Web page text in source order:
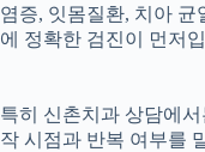
염증, 잇몸질환, 치아 균
에 정확한 검진이 먼저
특히 신촌치과 상담에
작 시점과 반복 여부를